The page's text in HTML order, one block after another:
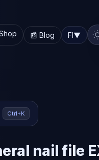
📰 Blog FI▼
Ctrl+K
nail file